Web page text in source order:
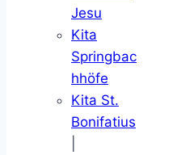
Jesu
Kita
Springbac
hhöfe
Kita St.
Bonifatius